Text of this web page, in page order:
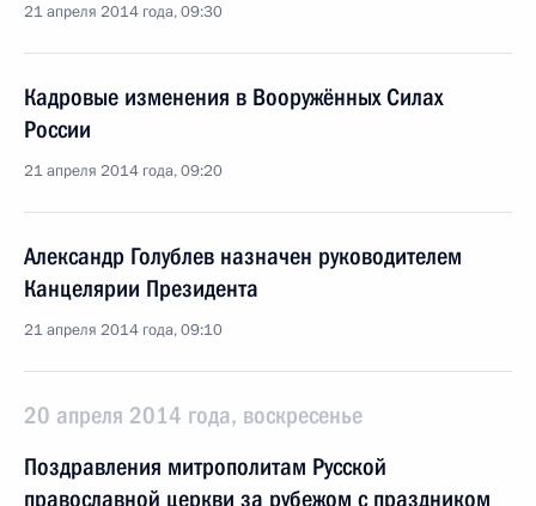
21 апреля 2014 года, 09:30
Кадровые изменения в Вооружённых Силах
России
21 апреля 2014 года, 09:20
Александр Голублев назначен руководителем
Канцелярии Президента
21 апреля 2014 года, 09:10
20 апреля 2014 года, воскресенье
Поздравления митрополитам Русской
православной церкви за рубежом с праздником